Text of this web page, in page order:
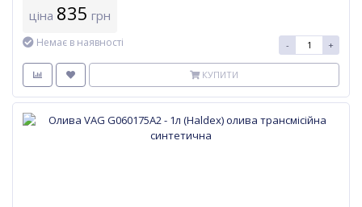
ціна 835 грн
Немає в наявності - +
КУПИТИ